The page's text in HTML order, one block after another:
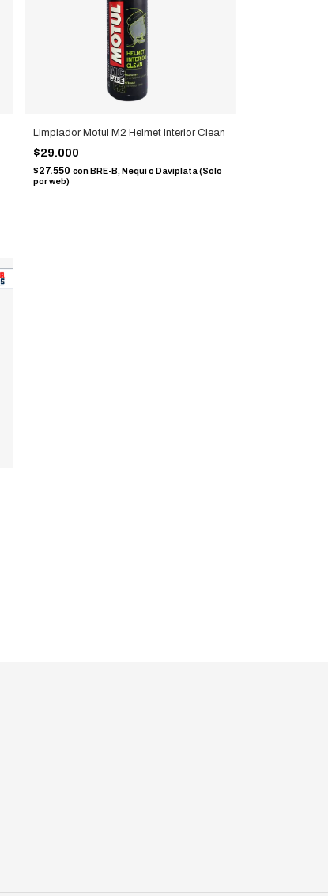
Limpiador Motul M2 Helmet Interior Clean
$29.000
$27.550 con BRE-B, Nequi o Daviplata (Sólo
por web)